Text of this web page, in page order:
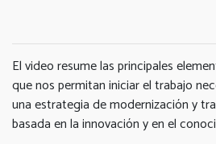
El video resume las principales
que nos permitan iniciar el trabajo
una estrategia de modernización y
basada en la innovación y en el